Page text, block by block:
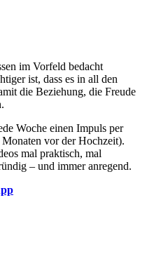
im Vorfeld bedacht
ist, dass es in all den
die Beziehung, die Freude
Woche einen Impuls per
vor der Hochzeit).
mal praktisch, mal
– und immer anregend.